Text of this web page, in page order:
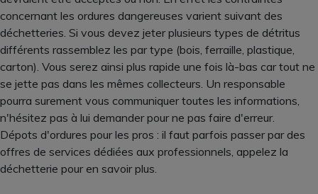
concernant les ordures dangereuses varient suivant des
déchetteries. Si vous devez jeter plusieurs types de détritus
différents rassemblez les par type (bois, ferraille, plastique,
carton). Vous serez ainsi plus rapide une fois là-bas car tout ne
se jette pas dans les mêmes collecteurs. Un responsable
pourra surement vous communiquer toutes les informations,
n'hésitez pas à lui demander pour ne pas faire d'erreur.
Dépots d'ordures pour les pros : il faut parfois passer par des
offres de services dédiées aux professionnels, appelez la
déchetterie pour en savoir plus.